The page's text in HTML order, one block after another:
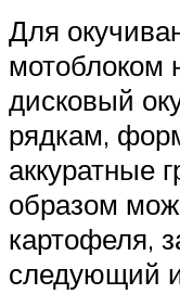
Для
мотоблоком
дисковый
рядкам,
аккуратные
образом
картофеля,
следующий